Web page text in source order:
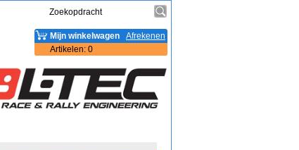
Afrekenen
Mijn winkelwagen
Artikelen: 0